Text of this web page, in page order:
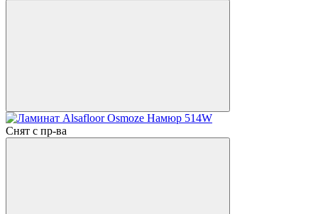
Снят с пр-ва